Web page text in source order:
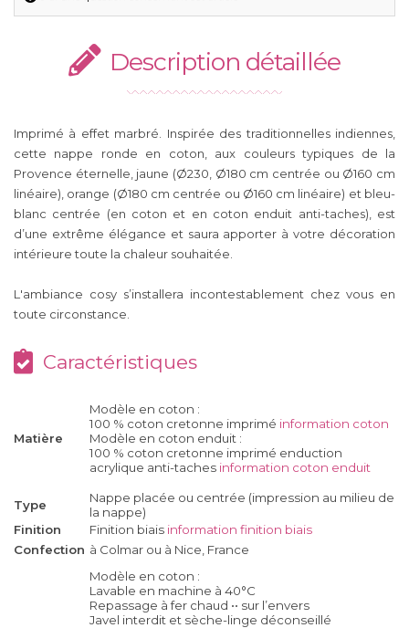
Description détaillée
Imprimé à effet marbré. Inspirée des traditionnelles indiennes,
cette nappe ronde en coton, aux couleurs typiques de la
Provence éternelle, jaune (Ø230, Ø180 cm centrée ou Ø160 cm
linéaire), orange (Ø180 cm centrée ou Ø160 cm linéaire) et bleu-
blanc centrée (en coton et en coton enduit anti-taches), est
d’une extrême élégance et saura apporter à votre décoration
intérieure toute la chaleur souhaitée.
L'ambiance cosy s’installera incontestablement chez vous en
toute circonstance.
Caractéristiques
Matière
Modèle en coton :
100 % coton cretonne imprimé information coton
Modèle en coton enduit :
100 % coton cretonne imprimé enduction
acrylique anti-taches information coton enduit
Type
Nappe placée ou centrée (impression au milieu de
la nappe)
Finition
Finition biais information finition biais
Confection à Colmar ou à Nice, France
Modèle en coton :
Lavable en machine à 40°C
Repassage à fer chaud •• sur l’envers
Javel interdit et sèche-linge déconseillé